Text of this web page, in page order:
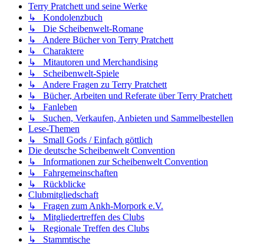
Terry Pratchett und seine Werke
↳ Kondolenzbuch
↳ Die Scheibenwelt-Romane
↳ Andere Bücher von Terry Pratchett
↳ Charaktere
↳ Mitautoren und Merchandising
↳ Scheibenwelt-Spiele
↳ Andere Fragen zu Terry Pratchett
↳ Bücher, Arbeiten und Referate über Terry Pratchett
↳ Fanleben
↳ Suchen, Verkaufen, Anbieten und Sammelbestellen
Lese-Themen
↳ Small Gods / Einfach göttlich
Die deutsche Scheibenwelt Convention
↳ Informationen zur Scheibenwelt Convention
↳ Fahrgemeinschaften
↳ Rückblicke
Clubmitgliedschaft
↳ Fragen zum Ankh-Morpork e.V.
↳ Mitgliedertreffen des Clubs
↳ Regionale Treffen des Clubs
↳ Stammtische